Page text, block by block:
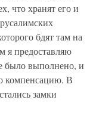
что хранят его и
бдят там на
я предоставляю
было выполнено, и
компенсацию. В
замки